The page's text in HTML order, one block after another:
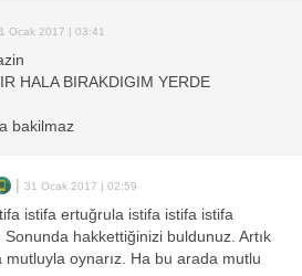
Ocak 2017 | 03:41
HALA BIRAKDIGIM YERDE
bakilmaz
31 Ocak 2017 | 02:59
istifa ertuğrula istifa istifa istifa
hakkettiğinizi buldunuz. Artık
mutluyla oynarız. Ha bu arada mutlu